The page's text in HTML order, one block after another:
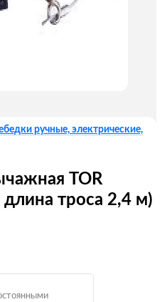
ручные, электрические,
TOR
длина троса 2,4 м)